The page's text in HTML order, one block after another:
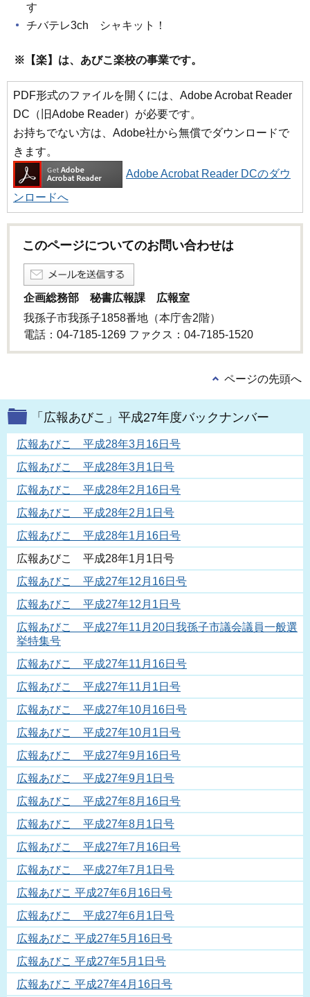
す
チバテレ3ch シャキット！
※【楽】は、あびこ楽校の事業です。
PDF形式のファイルを開くには、Adobe Acrobat Reader
DC（旧Adobe Reader）が必要です。
お持ちでない方は、Adobe社から無償でダウンロードで
きます。
Adobe Acrobat Reader DCのダウ
ンロードへ
このページについてのお問い合わせは
企画総務部 秘書広報課 広報室
我孫子市我孫子1858番地（本庁舎2階）
電話：04-7185-1269 ファクス：04-7185-1520
ページの先頭へ
「広報あびこ」平成27年度バックナンバー
広報あびこ 平成28年3月16日号
広報あびこ 平成28年3月1日号
広報あびこ 平成28年2月16日号
広報あびこ 平成28年2月1日号
広報あびこ 平成28年1月16日号
広報あびこ 平成28年1月1日号
広報あびこ 平成27年12月16日号
広報あびこ 平成27年12月1日号
広報あびこ 平成27年11月20日我孫子市議会議員一般選
挙特集号
広報あびこ 平成27年11月16日号
広報あびこ 平成27年11月1日号
広報あびこ 平成27年10月16日号
広報あびこ 平成27年10月1日号
広報あびこ 平成27年9月16日号
広報あびこ 平成27年9月1日号
広報あびこ 平成27年8月16日号
広報あびこ 平成27年8月1日号
広報あびこ 平成27年7月16日号
広報あびこ 平成27年7月1日号
広報あびこ 平成27年6月16日号
広報あびこ 平成27年6月1日号
広報あびこ 平成27年5月16日号
広報あびこ 平成27年5月1日号
広報あびこ 平成27年4月16日号